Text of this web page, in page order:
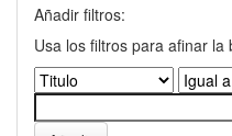
Añadir filtros:
Usa los filtros para afinar la